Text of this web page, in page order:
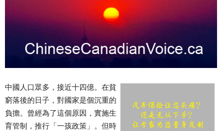
中國人口眾多，接近十四億。在貧
窮落後的日子，對國家是個沉重的
負擔。曾經為了這個原因，實施生
育管制，推行「一孩政策」。但時